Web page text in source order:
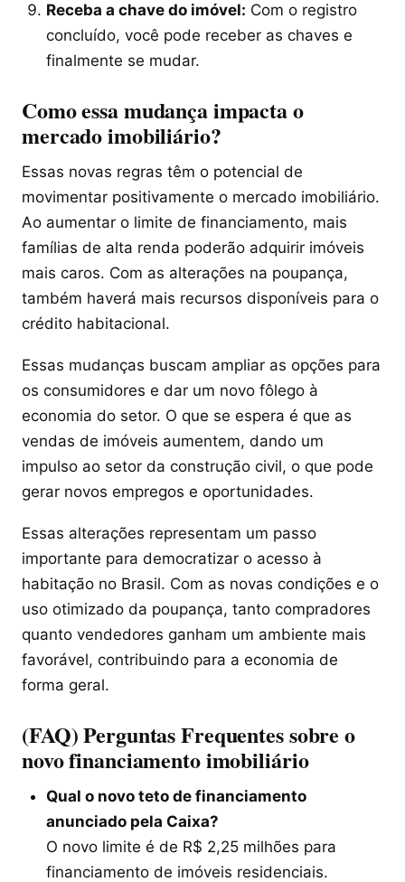
Receba a chave do imóvel: Com o registro
concluído, você pode receber as chaves e
finalmente se mudar.
Como essa mudança impacta o
mercado imobiliário?
Essas novas regras têm o potencial de
movimentar positivamente o mercado imobiliário.
Ao aumentar o limite de financiamento, mais
famílias de alta renda poderão adquirir imóveis
mais caros. Com as alterações na poupança,
também haverá mais recursos disponíveis para o
crédito habitacional.
Essas mudanças buscam ampliar as opções para
os consumidores e dar um novo fôlego à
economia do setor. O que se espera é que as
vendas de imóveis aumentem, dando um
impulso ao setor da construção civil, o que pode
gerar novos empregos e oportunidades.
Essas alterações representam um passo
importante para democratizar o acesso à
habitação no Brasil. Com as novas condições e o
uso otimizado da poupança, tanto compradores
quanto vendedores ganham um ambiente mais
favorável, contribuindo para a economia de
forma geral.
(FAQ) Perguntas Frequentes sobre o
novo financiamento imobiliário
Qual o novo teto de financiamento
anunciado pela Caixa?
O novo limite é de R$ 2,25 milhões para
financiamento de imóveis residenciais.